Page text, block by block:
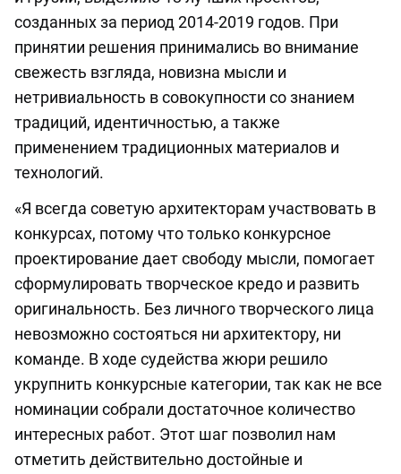
созданных за период 2014-2019 годов. При
принятии решения принимались во внимание
свежесть взгляда, новизна мысли и
нетривиальность в совокупности со знанием
традиций, идентичностью, а также
применением традиционных материалов и
технологий.
«Я всегда советую архитекторам участвовать в
конкурсах, потому что только конкурсное
проектирование дает свободу мысли, помогает
сформулировать творческое кредо и развить
оригинальность. Без личного творческого лица
невозможно состояться ни архитектору, ни
команде. В ходе судейства жюри решило
укрупнить конкурсные категории, так как не все
номинации собрали достаточное количество
интересных работ. Этот шаг позволил нам
отметить действительно достойные и